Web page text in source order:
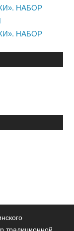
НАБОР
НАБОР